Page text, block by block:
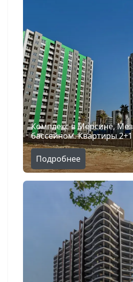
Комплекс в Мерсине,
бассейном. Квартиры 2+1
Подробнее